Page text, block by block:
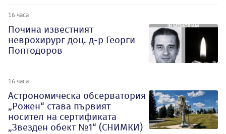
16 часа
Почина известният
неврохирург доц. д-р Георги
Поптодоров
16 часа
Астрономическа обсерватория
„Рожен“ става първият
носител на сертификата
„Звезден обект №1“ (СНИМКИ)